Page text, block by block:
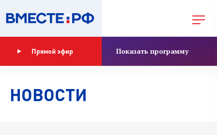
Прямой эфир Показать программу
НОВОСТИ